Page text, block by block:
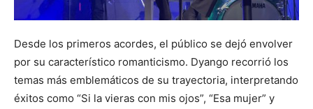
Desde los primeros acordes, el público se dejó envolver
por su característico romanticismo. Dyango recorrió los
temas más emblemáticos de su trayectoria, interpretando
éxitos como “Si la vieras con mis ojos”, “Esa mujer” y